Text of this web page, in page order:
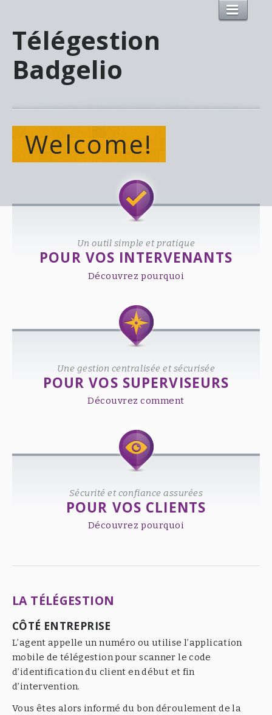
Télégestion
Badgelio
Welcome!
Un outil simple et pratique
POUR VOS INTERVENANTS
Découvrez pourquoi
Une gestion centralisée et sécurisée
POUR VOS SUPERVISEURS
Découvrez comment
Sécurité et confiance assurées
POUR VOS CLIENTS
Découvrez pourquoi
LA TÉLÉGESTION
CÔTÉ ENTREPRISE
L’agent appelle un numéro ou utilise l’application
mobile de télégestion pour scanner le code
d’identification du client en début et fin
d’intervention.
Vous êtes alors informé du bon déroulement de la